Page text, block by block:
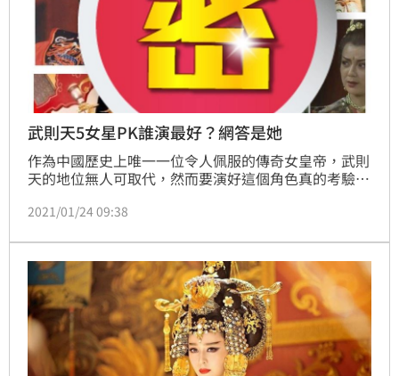
武則天5女星PK誰演最好？網答是她
作為中國歷史上唯一一位令人佩服的傳奇女皇帝，武則
天的地位無人可取代，然而要演好這個角色真的考驗演
府、轉型登基後的霸氣等等，從青澀到老辣，內心的複
過武則天的女演員超過10位，誰最嫵媚？誰最霸氣？誰
演的最好？網友們挑出5位，最愛的是她！(記者：許雅
惠)
2021/01/24 09:38